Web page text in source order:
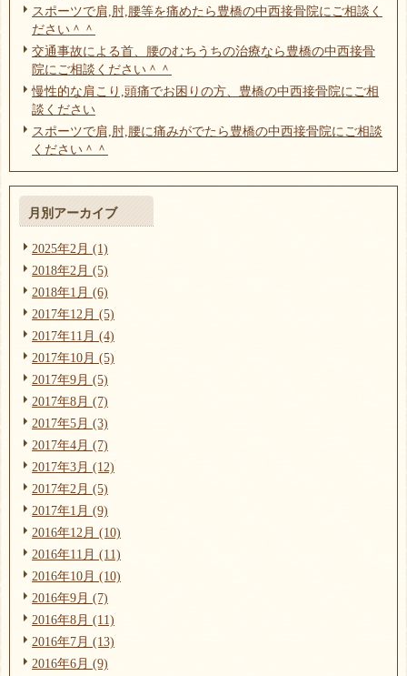
スポーツで肩,肘,腰等を痛めたら豊橋の中西接骨院にご相談く
ださい＾＾
交通事故による首、腰のむちうちの治療なら豊橋の中西接骨
院にご相談ください＾＾
慢性的な肩こり,頭痛でお困りの方、豊橋の中西接骨院にご相
談ください
スポーツで肩,肘,腰に痛みがでたら豊橋の中西接骨院にご相談
ください＾＾
月別アーカイブ
2025年2月 (1)
2018年2月 (5)
2018年1月 (6)
2017年12月 (5)
2017年11月 (4)
2017年10月 (5)
2017年9月 (5)
2017年8月 (7)
2017年5月 (3)
2017年4月 (7)
2017年3月 (12)
2017年2月 (5)
2017年1月 (9)
2016年12月 (10)
2016年11月 (11)
2016年10月 (10)
2016年9月 (7)
2016年8月 (11)
2016年7月 (13)
2016年6月 (9)